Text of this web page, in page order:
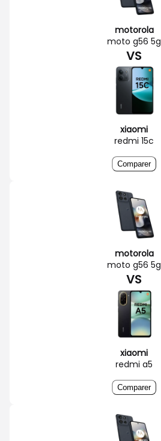
motorola
moto g56 5g
VS
xiaomi
redmi 15c
Comparer
motorola
moto g56 5g
VS
xiaomi
redmi a5
Comparer